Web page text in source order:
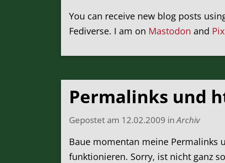
You can receive new blog posts
Fediverse. I am on Mastodon and
Permalinks und
Gepostet am 12.02.2009 inArchiv
Baue momentan meine Permalinks
funktionieren. Sorry, ist nicht ganz